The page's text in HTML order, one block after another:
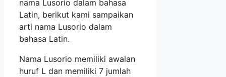
nama Lusorio dalam bahasa
Latin, berikut kami sampaikan
arti nama Lusorio dalam
bahasa Latin.
Nama Lusorio memiliki awalan
huruf L dan memiliki 7 jumlah